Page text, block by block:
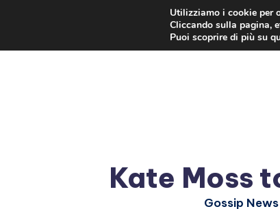
Gossip News
Kate Moss
Utilizziamo i cookie per
Cliccando sulla pagina,
Puoi scoprire di più su